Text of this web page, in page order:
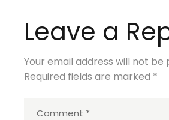
Leave a
Your email address will not be
Required fields are marked *